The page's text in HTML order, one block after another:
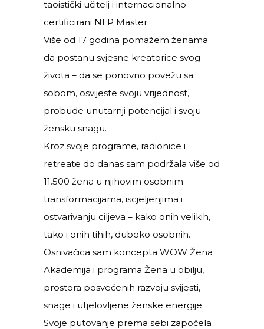
taoistički učitelj i internacionalno
certificirani NLP Master.
Više od 17 godina pomažem ženama
da postanu svjesne kreatorice svog
života – da se ponovno povežu sa
sobom, osvijeste svoju vrijednost,
probude unutarnji potencijal i svoju
žensku snagu.
Kroz svoje programe, radionice i
retreate do danas sam podržala više od
11.500 žena u njihovim osobnim
transformacijama, iscjeljenjima i
ostvarivanju ciljeva – kako onih velikih,
tako i onih tihih, duboko osobnih.
Osnivačica sam koncepta WOW Žena
Akademija i programa Žena u obilju,
prostora posvećenih razvoju svijesti,
snage i utjelovljene ženske energije.
Svoje putovanje prema sebi započela